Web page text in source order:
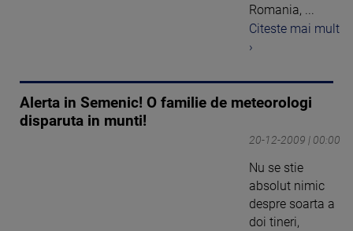
Romania, ...
Citeste mai mult
›
Alerta in Semenic! O familie de meteorologi
disparuta in munti!
20-12-2009 | 00:00
Nu se stie
absolut nimic
despre soarta a
doi tineri,